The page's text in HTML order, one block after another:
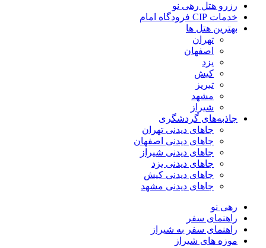
رزرو هتل رهی نو
خدمات CIP فرودگاه امام
بهترین هتل ها
تهران
اصفهان
یزد
کیش
تبریز
مشهد
شیراز
جاذبه‌های گردشگری
جاهای دیدنی تهران
جاهای دیدنی اصفهان
جاهای دیدنی شیراز
جاهای دیدنی یزد
جاهای دیدنی کیش
جاهای دیدنی مشهد
رهی نو
راهنمای سفر
راهنمای سفر به شیراز
موزه های شیراز